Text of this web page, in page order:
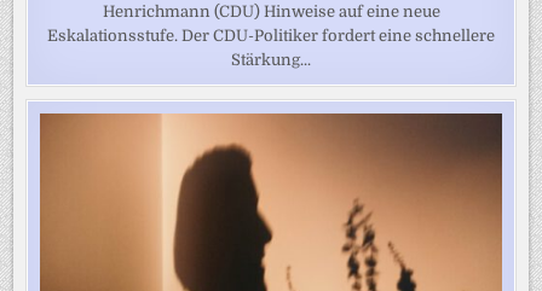
Henrichmann (CDU) Hinweise auf eine neue
Eskalationsstufe. Der CDU-Politiker fordert eine schnellere
Stärkung...